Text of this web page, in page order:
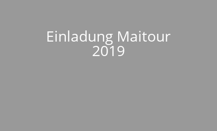
Einladung Maitour
2019